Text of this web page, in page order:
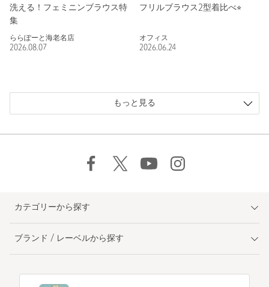
洗える！フェミニンブラウス特
集
ららぽーと海老名店
2026.08.07
フリルブラウス2型着比べ⭐︎
オフィス
2026.06.24
もっと見る
カテゴリーから探す
ブランド / レーベルから探す